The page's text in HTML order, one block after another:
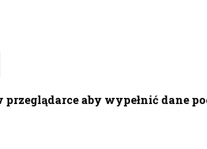
aby wypełnić dane